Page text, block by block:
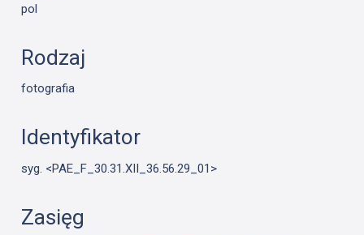
pol
Rodzaj
fotografia
Identyfikator
syg. <PAE_F_30.31.XII_36.56.29_01>
Zasięg